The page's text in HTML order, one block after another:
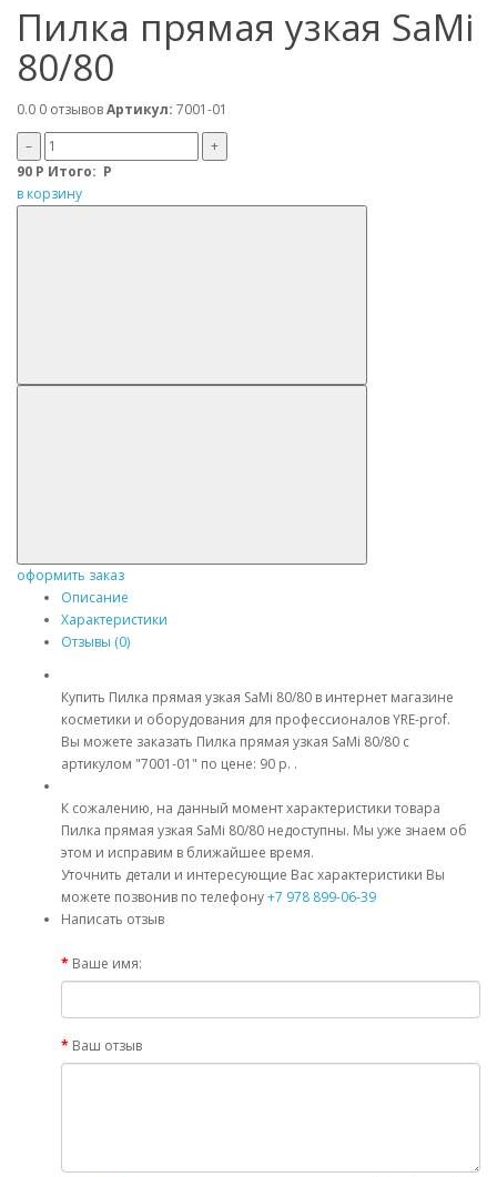
Пилка прямая узкая SaMi
80/80
0.0 0 отзывовАртикул: 7001-01
–
+
90 Р Итого: Р
в корзину
оформить заказ
Описание
Характеристики
Отзывы (0)
Купить Пилка прямая узкая SaMi 80/80 в интернет магазине
косметики и оборудования для профессионалов YRE-prof.
Вы можете заказать Пилка прямая узкая SaMi 80/80 с
артикулом "7001-01" по цене: 90 р. .
К сожалению, на данный момент характеристики товара
Пилка прямая узкая SaMi 80/80 недоступны. Мы уже знаем об
этом и исправим в ближайшее время.
Уточнить детали и интересующие Вас характеристики Вы
можете позвонив по телефону+7 978 899-06-39
Написать отзыв
Ваше имя:
Ваш отзыв